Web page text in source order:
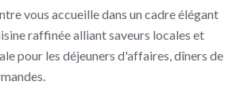
vous accueille dans un cadre élégant
raffinée alliant saveurs locales et
pour les déjeuners d'affaires, dîners de